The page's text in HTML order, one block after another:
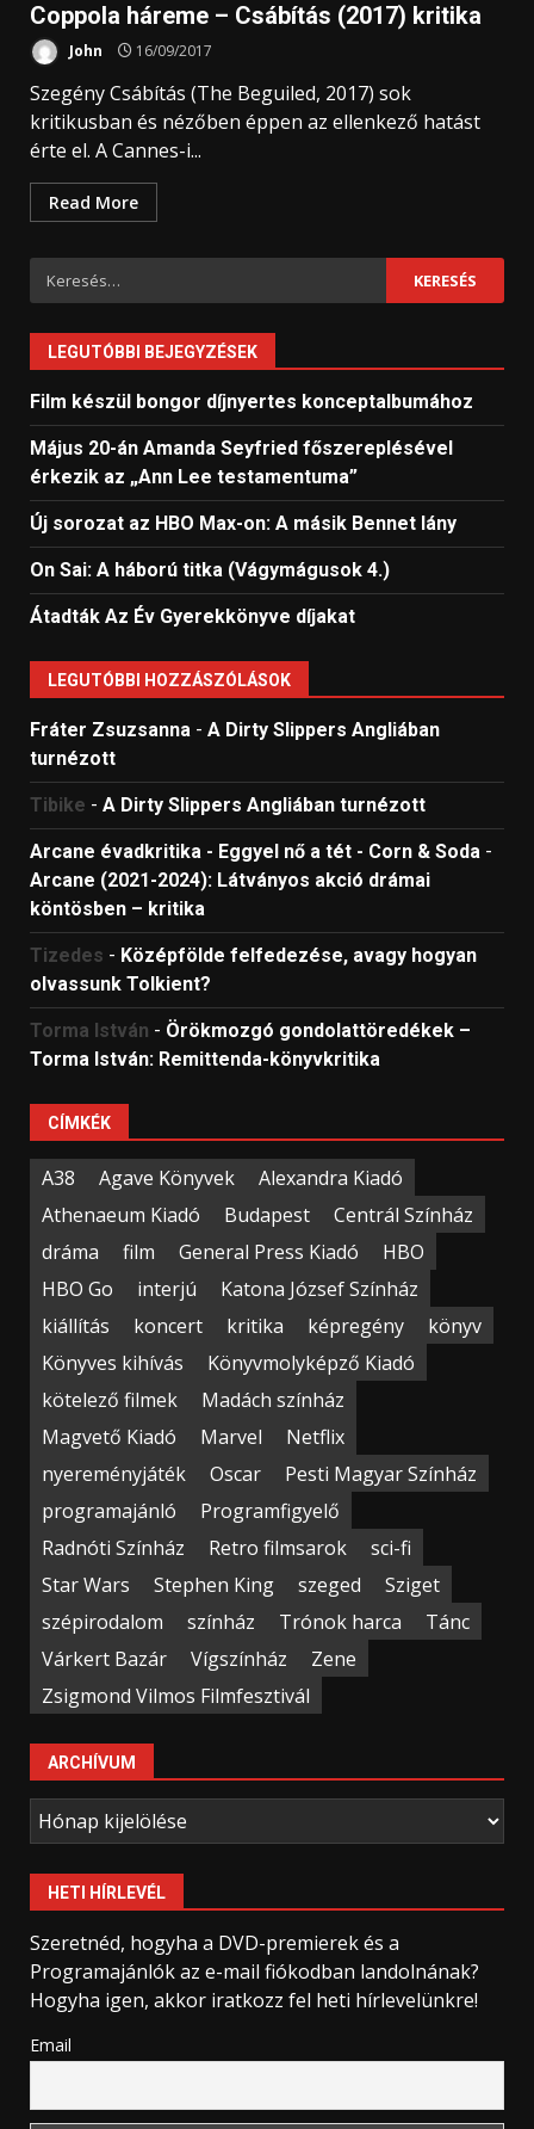
Coppola háreme – Csábítás (2017) kritika
John 16/09/2017
Szegény Csábítás (The Beguiled, 2017) sok
kritikusban és nézőben éppen az ellenkező hatást
érte el. A Cannes-i...
Read More
Keresés:
LEGUTÓBBI BEJEGYZÉSEK
Film készül bongor díjnyertes konceptalbumához
Május 20-án Amanda Seyfried főszereplésével
érkezik az „Ann Lee testamentuma”
Új sorozat az HBO Max-on: A másik Bennet lány
On Sai: A ​háború titka (Vágymágusok 4.)
Átadták Az Év Gyerekkönyve díjakat
LEGUTÓBBI HOZZÁSZÓLÁSOK
Fráter Zsuzsanna - A Dirty Slippers Angliában
turnézott
Tibike - A Dirty Slippers Angliában turnézott
Arcane évadkritika - Eggyel nő a tét - Corn & Soda -
Arcane (2021-2024): Látványos akció drámai
köntösben – kritika
Tizedes - Középfölde felfedezése, avagy hogyan
olvassunk Tolkient?
Torma István - Örökmozgó gondolattöredékek –
Torma István: Remittenda-könyvkritika
CÍMKÉK
A38 Agave Könyvek
Alexandra Kiadó
Athenaeum Kiadó
Budapest
Centrál Színház
dráma
film General Press Kiadó
HBO
HBO Go
interjú
Katona József Színház
kiállítás
koncert kritika képregény
könyv
Könyves kihívás
Könyvmolyképző Kiadó
kötelező filmek
Madách színház
Magvető Kiadó
Marvel
Netflix
nyereményjáték
Oscar
Pesti Magyar Színház
programajánló
Programfigyelő
Radnóti Színház
Retro filmsarok
sci-fi
Star Wars
Stephen King szeged
Sziget
szépirodalom
színház Trónok harca
Tánc
Várkert Bazár
Vígszínház
Zene
Zsigmond Vilmos Filmfesztivál
ARCHÍVUM
Archívum
HETI HÍRLEVÉL
Szeretnéd, hogyha a DVD-premierek és a
Programajánlók az e-mail fiókodban landolnának?
Hogyha igen, akkor iratkozz fel heti hírlevelünkre!
Email